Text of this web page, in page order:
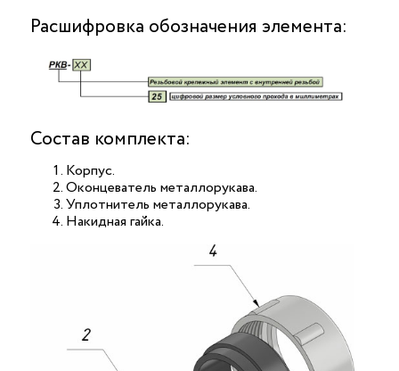
Расшифровка обозначения элемента:
Состав комплекта:
Корпус.
Оконцеватель металлорукава.
Уплотнитель металлорукава.
Накидная гайка.